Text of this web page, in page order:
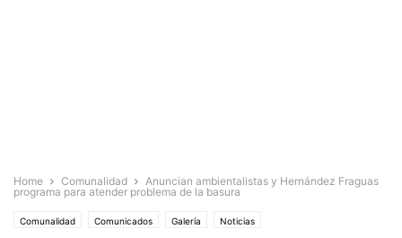
Home Comunalidad
Anuncian ambientalistas y Hernández Fraguas
programa para atender problema de la basura
Comunalidad Comunicados Galería Noticias